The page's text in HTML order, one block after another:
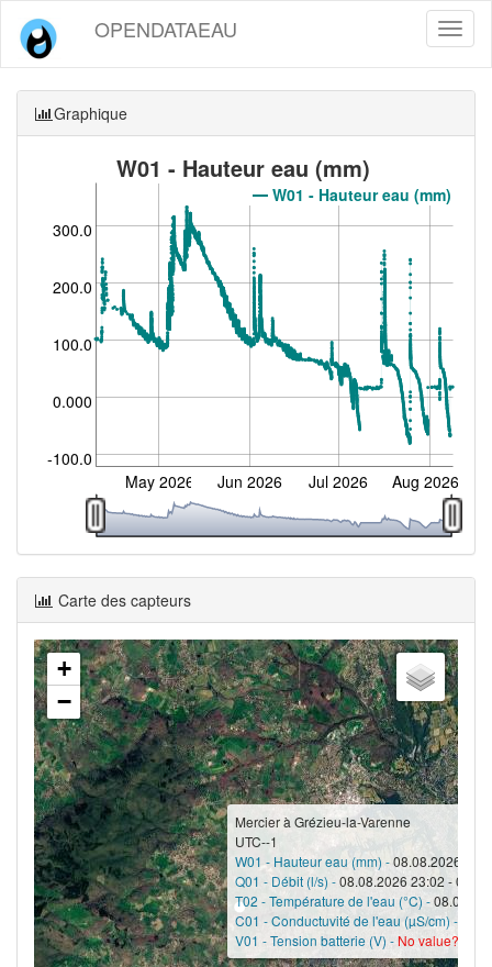
OPENDATAEAU
Graphique
W01 - Hauteur eau (mm)
W01 - Hauteur eau (mm)
-100.0
0.000
100.0
200.0
300.0
May 2026 Jun 2026 Jul 2026 Aug 2026
Carte des capteurs
Mercier à Grézieu-la-Varenne
UTC--1
W01 - Hauteur eau (mm) -08.08.2026
Q01 - Débit (l/s) -08.08.2026 23:02 - 0
T02 - Température de l'eau (°C) -
C01 - Conductuvité de l'eau (µS/cm) -
V01 - Tension batterie (V) -No value?
+
−